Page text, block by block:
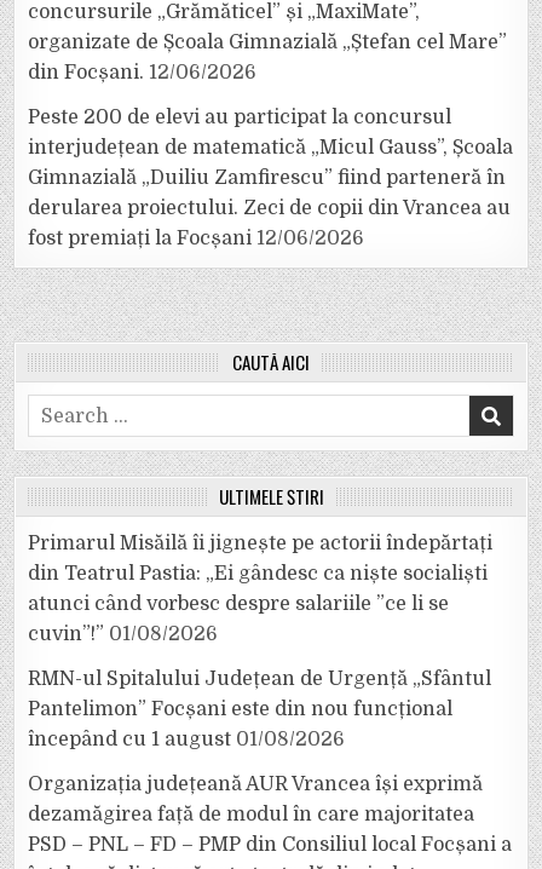
concursurile „Grămăticel” și „MaxiMate”,
organizate de Școala Gimnazială „Ștefan cel Mare”
din Focșani. 12/06/2026
Peste 200 de elevi au participat la concursul
interjudețean de matematică „Micul Gauss”, Școala
Gimnazială „Duiliu Zamfirescu” fiind parteneră în
derularea proiectului. Zeci de copii din Vrancea au
fost premiați la Focșani 12/06/2026
CAUTĂ AICI
Search
for:
ULTIMELE ȘTIRI
Primarul Misăilă îi jignește pe actorii îndepărtați
din Teatrul Pastia: „Ei gândesc ca niște socialiști
atunci când vorbesc despre salariile ”ce li se
cuvin”!” 01/08/2026
RMN-ul Spitalului Județean de Urgență „Sfântul
Pantelimon” Focșani este din nou funcțional
începând cu 1 august 01/08/2026
Organizația județeană AUR Vrancea își exprimă
dezamăgirea față de modul în care majoritatea
PSD – PNL – FD – PMP din Consiliul local Focșani a